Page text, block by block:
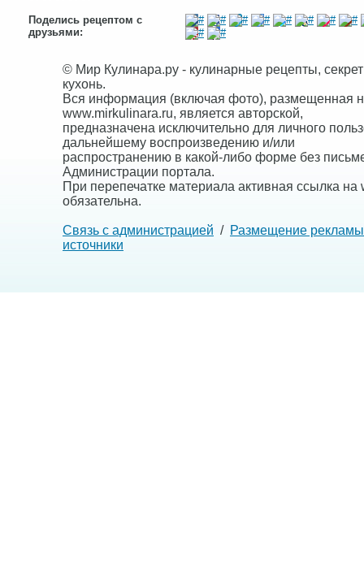
Поделись рецептом с
друзьями:
© Мир Кулинара.ру - кулинарные рецепты,
кухонь.
Вся информация (включая фото), размещенная
www.mirkulinara.ru, является авторской,
предназначена исключительно для личного
дальнейшему воспроизведению и/или
распространению в какой-либо форме без
Администрации портала.
При перепечатке материала активная ссылка на
обязательна.
Связь с администрацией / Размещение рекламы
источники